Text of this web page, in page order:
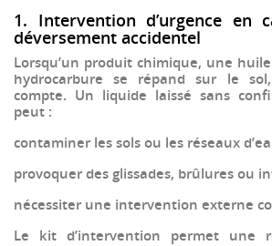
1. Intervention d’urgence en
déversement accidentel
Lorsqu’un produit chimique, une
hydrocarbure se répand sur le sol,
compte. Un liquide laissé sans
peut :
contaminer les sols ou les réseaux
provoquer des glissades, brûlures ou
nécessiter une intervention externe
Le kit d’intervention permet une